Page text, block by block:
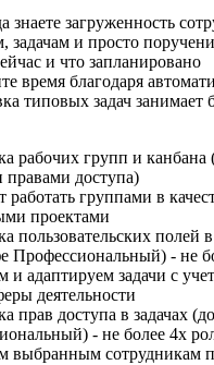
знаете загруженность
задачам и просто
и что запланировано
время благодаря
типовых задач занимает
рабочих групп и канбана
правами доступа)
работать группами в
проектами
пользовательских полей
Профессиональный) - не
и адаптируем задачи с
деятельности
прав доступа в задачах
- не более 4х
выбранным сотрудникам